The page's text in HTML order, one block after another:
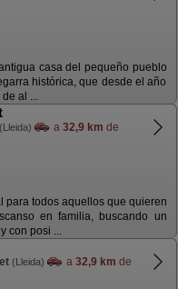
casa del pequeño pueblo
histórica, que desde el año
al ...
(Lleida) a 32,9 km de
para todos aquellos que quieren
en familia, buscando un
con posi ...
(Lleida) a 32,9 km de